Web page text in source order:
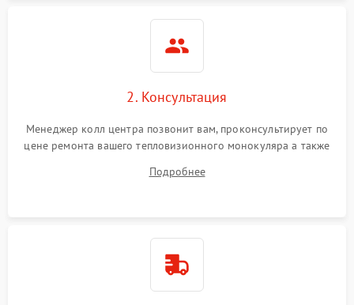
2. Консультация
Менеджер колл центра позвонит вам, проконсультирует по
цене ремонта вашего тепловизионного монокуляра а также
Подробнее